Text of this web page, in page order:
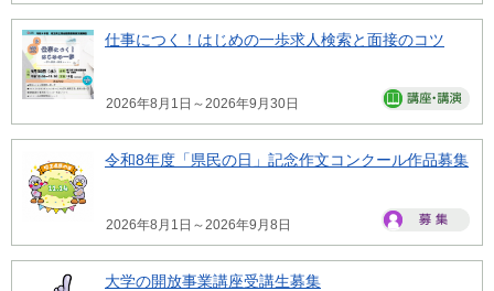
仕事につく！はじめの一歩求人検索と面接のコツ
2026年8月1日～2026年9月30日
令和8年度「県民の日」記念作文コンクール作品募集
2026年8月1日～2026年9月8日
大学の開放事業講座受講生募集